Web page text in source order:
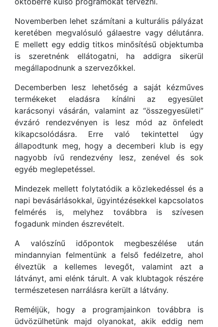
Novemberben lehet számítani a kulturális pályázat
keretében megvalósuló gálaestre vagy délutánra.
E mellett egy eddig titkos minősítésű objektumba
is szeretnénk ellátogatni, ha addigra sikerül
megállapodnunk a szervezőkkel.
Decemberben lesz lehetőség a saját kézműves
termékeket eladásra kínálni az egyesület
karácsonyi vásárán, valamint az “összegyesületi”
évzáró rendezvényen is lesz mód az önfeledt
kikapcsolódásra. Erre való tekintettel úgy
állapodtunk meg, hogy a decemberi klub is egy
nagyobb ívű rendezvény lesz, zenével és sok
egyéb meglepetéssel.
Mindezek mellett folytatódik a közlekedéssel és a
napi bevásárlásokkal, ügyintézésekkel kapcsolatos
felmérés is, melyhez továbbra is szívesen
fogadunk minden észrevételt.
A valószínű időpontok megbeszélése után
mindannyian felmentünk a felső fedélzetre, ahol
élveztük a kellemes levegőt, valamint azt a
látványt, ami elénk tárult. A vak klubtagok részére
természetesen narrálásra került a látvány.
Reméljük, hogy a programjainkon továbbra is
üdvözülhetünk majd olyanokat, akik eddig nem